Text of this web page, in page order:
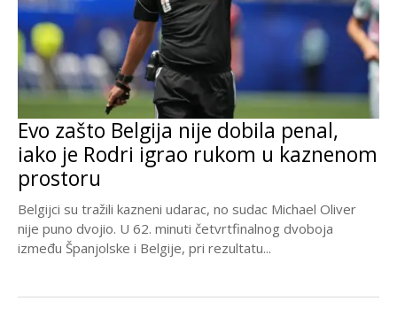
Evo zašto Belgija nije dobila penal,
iako je Rodri igrao rukom u kaznenom
prostoru
Belgijci su tražili kazneni udarac, no sudac Michael Oliver
nije puno dvojio. U 62. minuti četvrtfinalnog dvoboja
između Španjolske i Belgije, pri rezultatu...